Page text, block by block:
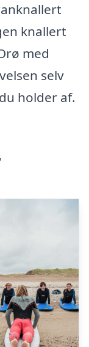
knallert
med
selv
holder af.